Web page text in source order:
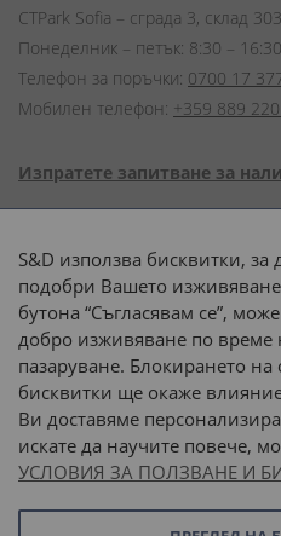
CTPark Sofia – сграда 3, склад 303
Понеделник – петък: 8:30 –
Телефон за поръчки: 0700 17
Мобилен телефон: +359 889
Изпратете запитване за
Начини на
Доставка
или
S&D използва бисквитки, за
подобри Вашето
бутона “Съгласявам се”,
добро изживяване по
пазаруване. Блокирането
бисквитки ще окаже
Ви доставяме
искате да научите повече,
УСЛОВИЯ ЗА ПОЛЗВАНЕ И